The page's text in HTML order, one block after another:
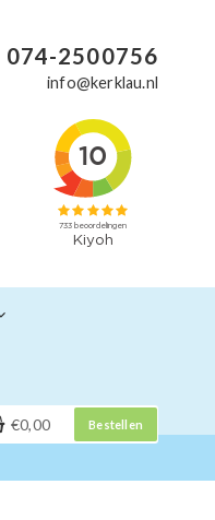
074-2500756
info@kerklau.nl
€0,00 Bestellen